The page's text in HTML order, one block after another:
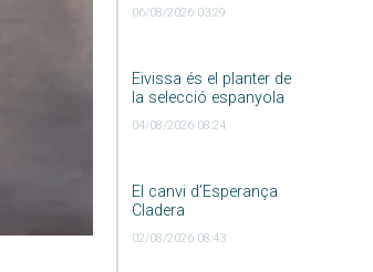
06/08/2026 03:29
Eivissa és el planter de
la selecció espanyola
04/08/2026 08:24
El canvi d’Esperança
Cladera
02/08/2026 08:43